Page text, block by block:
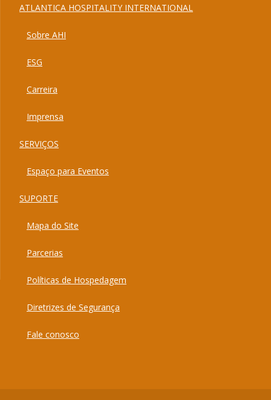
ATLANTICA HOSPITALITY INTERNATIONAL
Sobre AHI
ESG
Carreira
Imprensa
SERVIÇOS
Espaço para Eventos
SUPORTE
Mapa do Site
Parcerias
Políticas de Hospedagem
Diretrizes de Segurança
Fale conosco